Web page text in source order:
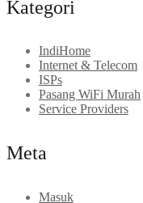
Kategori
IndiHome
Internet & Telecom
ISPs
Pasang WiFi Murah
Service Providers
Meta
Masuk